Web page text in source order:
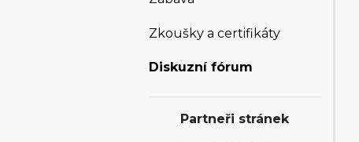
Zkoušky a certifikáty
Diskuzní fórum
Partneři stránek